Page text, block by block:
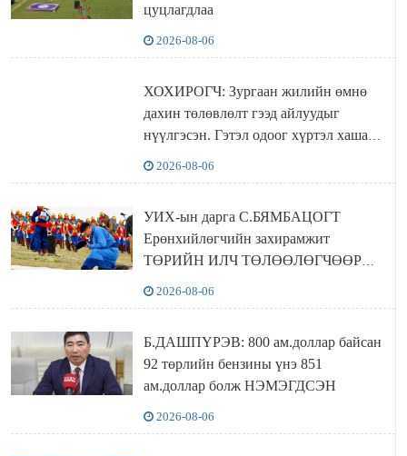
цуцлагдлаа
2026-08-06
ХОХИРОГЧ: Зургаан жилийн өмнө
дахин төлөвлөлт гээд айлуудыг
нүүлгэсэн. Гэтэл одоог хүртэл хашаа
2026-08-06
УИХ-ын дарга С.БЯМБАЦОГТ
Ерөнхийлөгчийн захирамжит
ТӨРИЙН ИЛЧ ТӨЛӨӨЛӨГЧӨӨР
2026-08-06
Б.ДАШПҮРЭВ: 800 ам.доллар байсан
92 төрлийн бензины үнэ 851
ам.доллар болж НЭМЭГДСЭН
2026-08-06